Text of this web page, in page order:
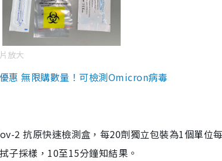
放大
惠 無限購數量！可檢測Omicron病毒
2 抗原快速檢測盒，每20劑獨立包裝為1個單位
子採樣，10至15分鐘知結果。